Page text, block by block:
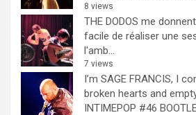
8 views
THE DODOS me
facile de réaliser une
l'amb...
7 views
I’m SAGE FRANCIS, I
broken hearts and
INTIMEPOP #46